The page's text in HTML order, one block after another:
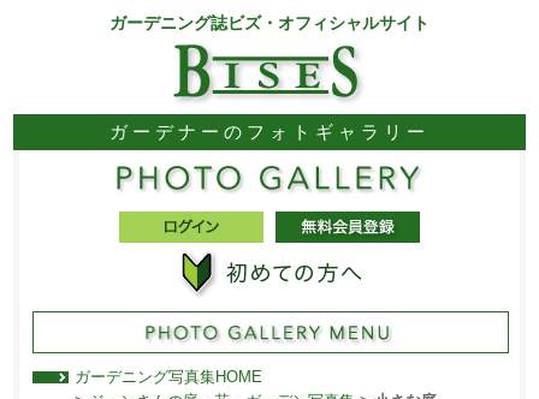
ガーデニング誌ビズ・オフィシャルサイト
ガーデナーのフォトギャラリー
ガーデニング写真集HOME